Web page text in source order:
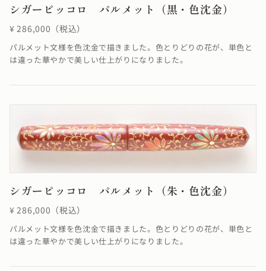
シガーピッコロ パルメット（黒・色沈金）
¥ 286,000（税込）
パルメット文様を色沈金で描きました。色とりどりの花が、単色と
は違った華やかで美しい仕上がりになりました。
シガーピッコロ パルメット（朱・色沈金）
¥ 286,000（税込）
パルメット文様を色沈金で描きました。色とりどりの花が、単色と
は違った華やかで美しい仕上がりになりました。